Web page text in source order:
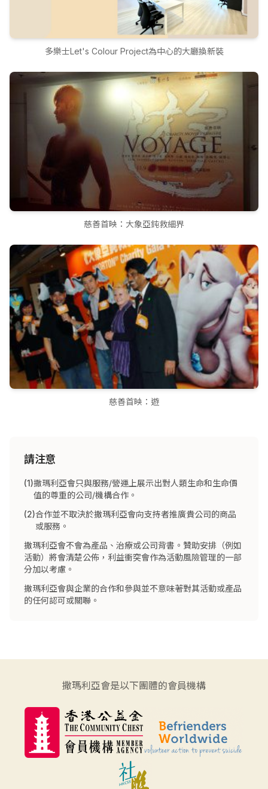
多樂士Let's Colour Project為中心的大廳換新裝
慈善首映：大象亞鈍救細界
慈善首映：遊
請注意
(1)撒瑪利亞會只與服務/營運上展示出對人類生命和生命價
值的尊重的公司/機構合作。
(2)合作並不取決於撒瑪利亞會向支持者推廣貴公司的商品
或服務。
撒瑪利亞會不會為產品、治療或公司背書。贊助安排（例如
活動）將會清楚公佈，利益衝突會作為活動風險管理的一部
分加以考慮。
撒瑪利亞會與企業的合作和參與並不意味著對其活動或產品
的任何認可或關聯。
撒瑪利亞會是以下團體的會員機構